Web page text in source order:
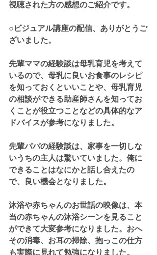
視聴された方の感想のご紹介です。
○ビジュアル講座の配信、ありがとうご
ざいました。
先輩ママの経験談は母乳育児を考えて
いるので、母乳に良いお食事のレシピ
を知っておくといいことや、母乳育児
の相談ができる助産師さんを知ってお
くことが役立つことなどの具体的なア
ドバイスが参考になりました。
先輩パパの経験談は、家事を一切しな
いうちの主人は驚いていました。俺に
できることはなにかと話し合えたの
で、良い機会となりました。
沐浴や赤ちゃんのお世話の映像は、本
当の赤ちゃんの沐浴シーンを見ること
ができて大変参考になりました。おへ
その消毒、お耳の掃除、抱っこの仕方
も実際に見れて勉強になりました。